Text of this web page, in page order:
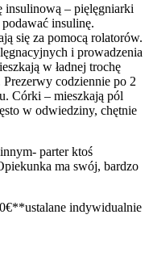
insulinową – pięlęgniarki
insulinę.
się za pomocą rolatorów.
i prowadzenia
w ładnej trochę
codziennie po 2
Córki – mieszkają pól
w odwiedziny, chętnie
parter ktoś
ma swój, bardzo
indywidualnie